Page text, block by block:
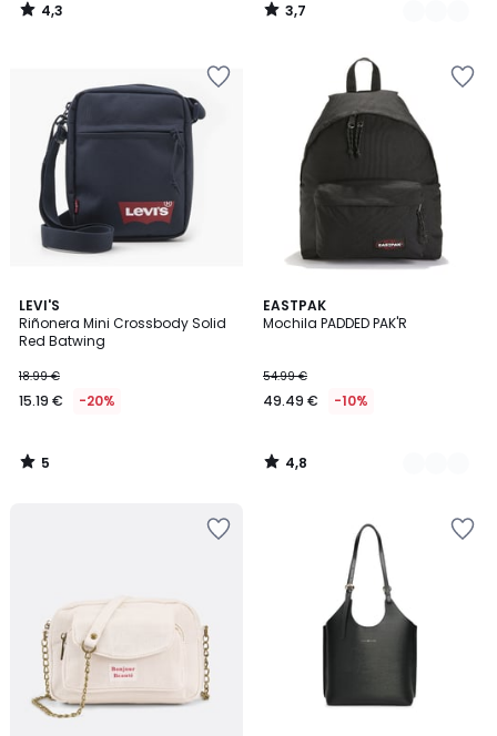
4,3
/
3,7
/
LEVI'S
Riñonera Mini Crossbody Solid
Red Batwing
18.99 €
15.19 € -20%
5
/
5
5
/
EASTPAK
Mochila PADDED PAK'R
54.99 €
49.49 € -10%
4,8
/ 5
3
Colores
4,8
/